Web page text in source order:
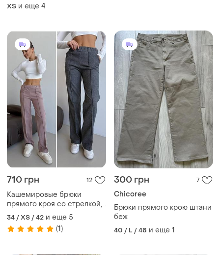
ХS и еще 4
710 грн 12
Кашемировые брюки
прямого кроя со стрелкой,
кашемир палаццо штаны
теплые, брюки
34 / XS / 42 и еще 5
(1)
300 грн 7
Chicoree
Брюки прямого крою штани
беж
40 / L / 48 и еще 1